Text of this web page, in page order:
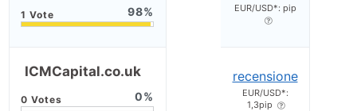
98 EUR/USD*: pip
ICMCapital.co.uk
0
recensione
EUR/USD*:
1,3pip